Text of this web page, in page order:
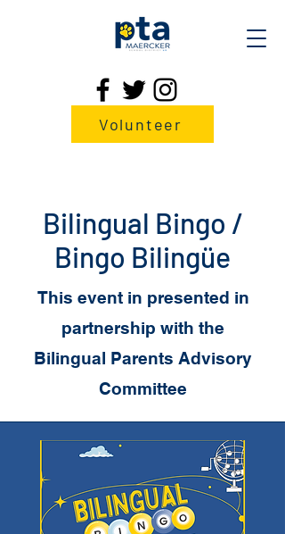
Volunteer
Bilingual Bingo /
Bingo Bilingüe
This event in presented in
partnership with the
Bilingual Parents Advisory
Committee